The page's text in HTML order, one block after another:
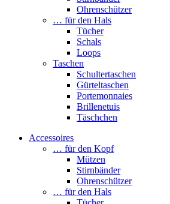
Ohrenschützer
… für den Hals
Tücher
Schals
Loops
Taschen
Schultertaschen
Gürteltaschen
Portemonnaies
Brillenetuis
Täschchen
Accessoires
… für den Kopf
Mützen
Stirnbänder
Ohrenschützer
… für den Hals